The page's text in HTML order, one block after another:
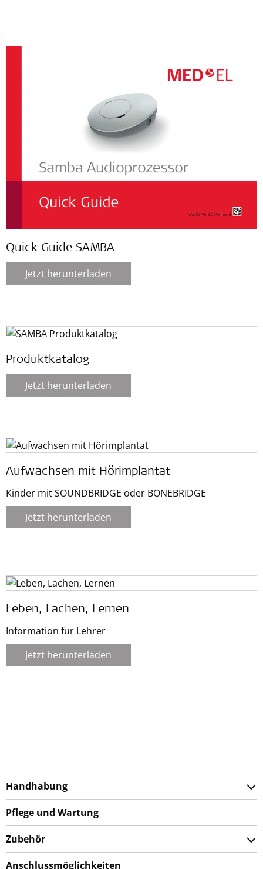
Quick Guide SAMBA
Jetzt herunterladen
Produktkatalog
Jetzt herunterladen
Aufwachsen mit Hörimplantat
Kinder mit SOUNDBRIDGE oder BONEBRIDGE
Jetzt herunterladen
Leben, Lachen, Lernen
Information für Lehrer
Jetzt herunterladen
Handhabung
Pflege und Wartung
Zubehör
Anschlussmöglichkeiten